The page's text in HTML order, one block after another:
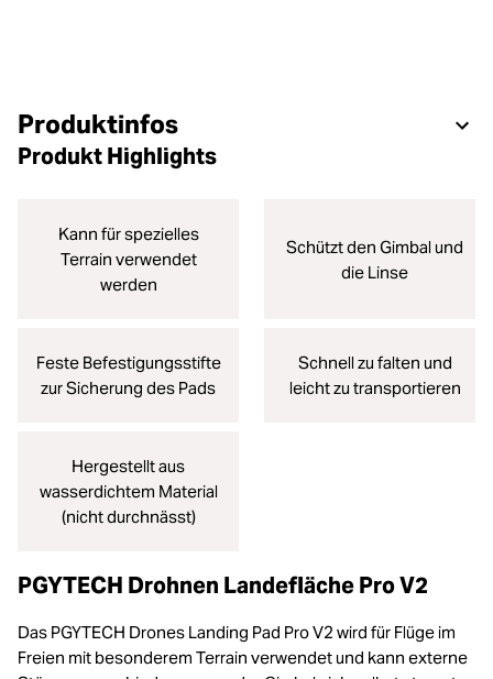
Produktinfos
Produkt Highlights
Kann für spezielles
Terrain verwendet
werden
Schützt den Gimbal und
die Linse
Feste Befestigungsstifte
zur Sicherung des Pads
Schnell zu falten und
leicht zu transportieren
Hergestellt aus
wasserdichtem Material
(nicht durchnässt)
PGYTECH Drohnen Landefläche Pro V2
Das PGYTECH Drones Landing Pad Pro V2 wird für Flüge im
Freien mit besonderem Terrain verwendet und kann externe